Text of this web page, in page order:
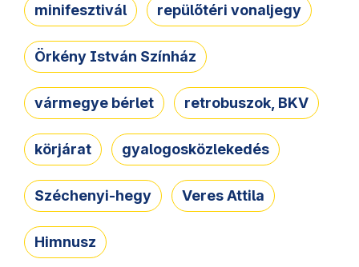
minifesztivál repülőtéri vonaljegy
Örkény István Színház
vármegye bérlet retrobuszok, BKV
körjárat gyalogosközlekedés
Széchenyi-hegy Veres Attila
Himnusz